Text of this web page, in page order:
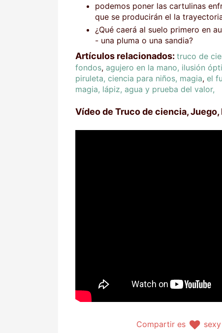
podemos poner las cartulinas
que se producirán el la
¿Qué caerá al suelo primero en
- una pluma o una sandia?
Artículos relacionados: truco de
fondos, agujero en la mano, ilusión
piruleta, ciencia para niños, magia, el
magia, lápiz, agua y prueba del valor,
Vídeo de Truco de ciencia,
Compartir es sexy